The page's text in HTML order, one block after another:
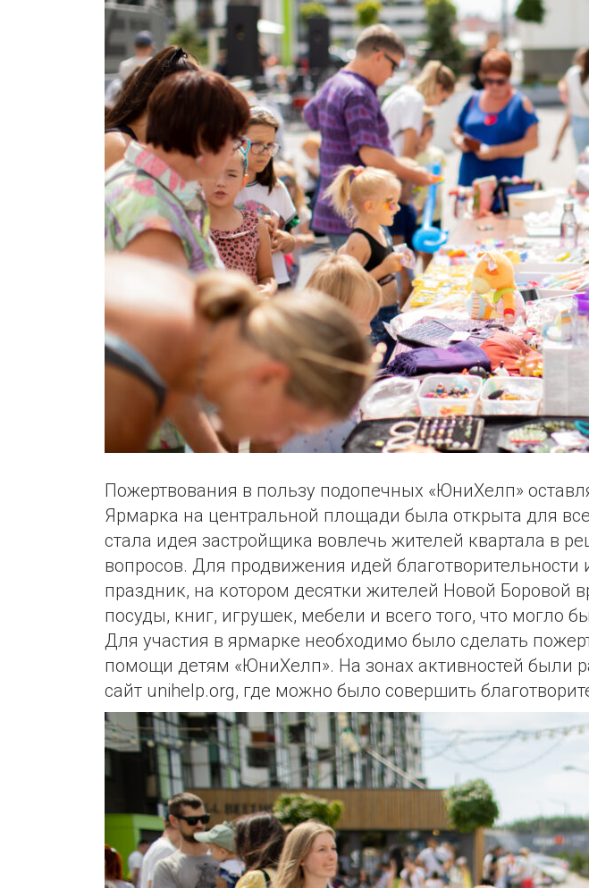
Пожертвования в пользу подопечных «ЮниХелп»
Ярмарка на центральной площади была открыта для
стала идея застройщика вовлечь жителей квартала в
вопросов. Для продвижения идей благотворительности
праздник, на котором десятки жителей Новой Боровой
посуды, книг, игрушек, мебели и всего того, что могло
Для участия в ярмарке необходимо было сделать
помощи детям «ЮниХелп». На зонах активностей были
сайт unihelp.org, где можно было совершить